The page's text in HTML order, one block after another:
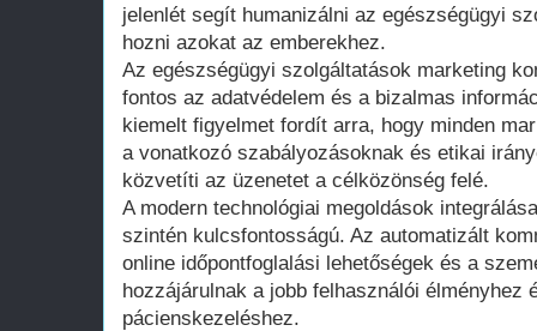
jelenlét segít humanizálni az egészségügyi
hozni azokat az emberekhez.
Az egészségügyi szolgáltatások marketing
fontos az adatvédelem és a bizalmas
kiemelt figyelmet fordít arra, hogy minden
a vonatkozó szabályozásoknak és etikai
közvetíti az üzenetet a célközönség felé.
A modern technológiai megoldások
szintén kulcsfontosságú. Az automatizált
online időpontfoglalási lehetőségek és a
hozzájárulnak a jobb felhasználói élményhez
pácienskezeléshez.